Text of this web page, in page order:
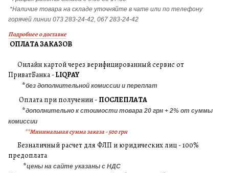
*Наличие товара на складе уточняйте в чате или по телефону
горячей линии 073 283-24-42, 067 283-24-42
Подробнее о доставке
ОПЛАТА ЗАКАЗОВ
Онлайн картой через верифицированный сервис от
ПриватБанка -LIQPAY
*без дополнительной комиссии и переплат
Оплата при получении - ПОСЛЕПЛАТА
*дополнительно к стоимости товара 20 грн + 2% от суммы
комиссии
**Минимальная сумма заказа - 500 грн
Безналичный расчет для ФЛП и юридических лиц - 100%
предоплата
*цены на сайте указаны с НДС